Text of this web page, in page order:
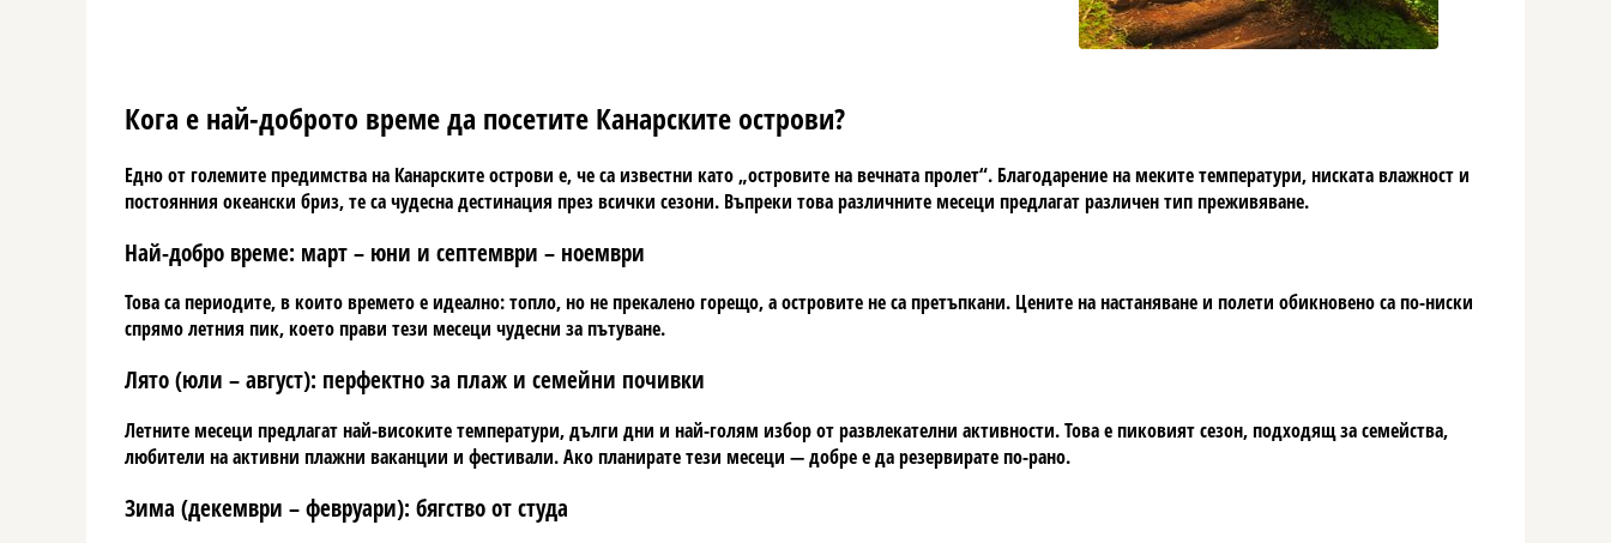
Кога е най-доброто време да посетите Канарските острови?
Едно от големите предимства на Канарските острови е, че са известни като„островите на вечната пролет“. Благодарение на меките температури, ниската влажност и
постоянния океански бриз, те са чудесна дестинация презвсички сезони. Въпреки това различните месеци предлагат различен тип преживяване.
Най-добро време: март – юни и септември – ноември
Това са периодите, в които времето е идеално: топло, но не прекалено горещо, а островите не са претъпкани. Цените на настаняване и полети обикновено са по-ниски
спрямо летния пик, което прави тези месеци чудесни за пътуване.
Лято (юли – август): перфектно за плаж и семейни почивки
Летните месеци предлагат най-високите температури, дълги дни и най-голям избор от развлекателни активности. Това е пиковият сезон, подходящ за семейства,
любители на активни плажни ваканции и фестивали. Ако планирате тези месеци — добре е да резервирате по-рано.
Зима (декември – февруари): бягство от студа